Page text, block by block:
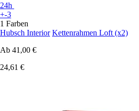
24h
+-3
1 Farben
Hubsch Interior Kettenrahmen Loft (x2)
Ab 41,00 €
24,61 €